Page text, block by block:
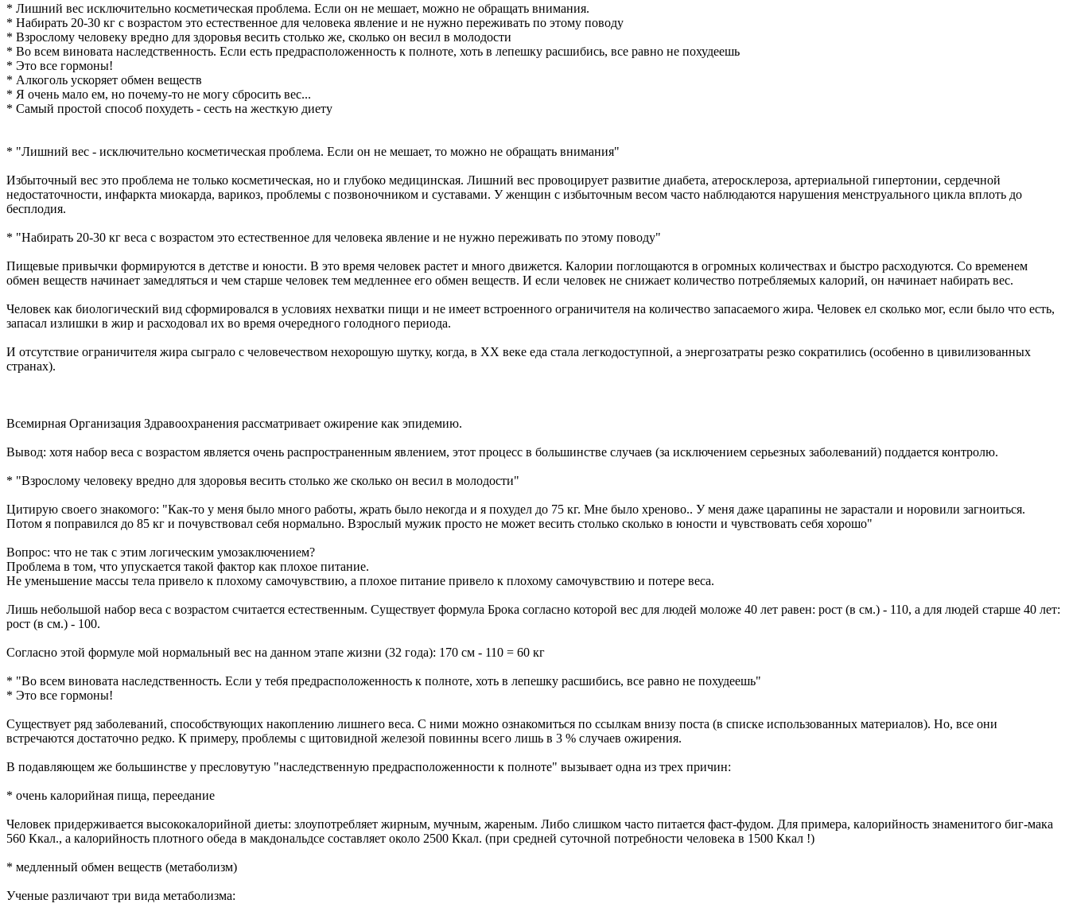
* Лишний вес исключительно косметическая проблема. Если он не мешает, можно не обращать внимания.
* Набирать 20-30 кг с возрастом это естественное для человека явление и не нужно переживать по этому поводу
* Взрослому человеку вредно для здоровья весить столько же, сколько он весил в молодости
* Во всем виновата наследственность. Если есть предрасположенность к полноте, хоть в лепешку расшибись, все равно не похудеешь
* Это все гормоны!
* Алкоголь ускоряет обмен веществ
* Я очень мало ем, но почему-то не могу сбросить вес...
* Самый простой способ похудеть - сесть на жесткую диету
* "Лишний вес - исключительно косметическая проблема. Если он не мешает, то можно не обращать внимания"
Избыточный вес это проблема не только косметическая, но и глубоко медицинская. Лишний вес провоцирует развитие диабета, атеросклероза, артериальной гипертонии, сердечной
недостаточности, инфаркта миокарда, варикоз, проблемы с позвоночником и суставами. У женщин с избыточным весом часто наблюдаются нарушения менструального цикла вплоть до
бесплодия.
* "Набирать 20-30 кг веса с возрастом это естественное для человека явление и не нужно переживать по этому поводу"
Пищевые привычки формируются в детстве и юности. В это время человек растет и много движется. Калории поглощаются в огромных количествах и быстро расходуются. Со временем
обмен веществ начинает замедляться и чем старше человек тем медленнее его обмен веществ. И если человек не снижает количество потребляемых калорий, он начинает набирать вес.
Человек как биологический вид сформировался в условиях нехватки пищи и не имеет встроенного ограничителя на количество запасаемого жира. Человек ел сколько мог, если было что есть,
запасал излишки в жир и расходовал их во время очередного голодного периода.
И отсутствие ограничителя жира сыграло с человечеством нехорошую шутку, когда, в ХХ веке еда стала легкодоступной, а энергозатраты резко сократились (особенно в цивилизованных
странах).
Всемирная Организация Здравоохранения рассматривает ожирение как эпидемию.
Вывод: хотя набор веса с возрастом является очень распространенным явлением, этот процесс в большинстве случаев (за исключением серьезных заболеваний) поддается контролю.
* "Взрослому человеку вредно для здоровья весить столько же сколько он весил в молодости"
Цитирую своего знакомого: "Как-то у меня было много работы, жрать было некогда и я похудел до 75 кг. Мне было хреново.. У меня даже царапины не зарастали и норовили загноиться.
Потом я поправился до 85 кг и почувствовал себя нормально. Взрослый мужик просто не может весить столько сколько в юности и чувствовать себя хорошо"
Вопрос: что не так с этим логическим умозаключением?
Проблема в том, что упускается такой фактор как плохое питание.
Не уменьшение массы тела привело к плохому самочувствию, а плохое питание привело к плохому самочувствию и потере веса.
Лишь небольшой набор веса с возрастом считается естественным. Существует формула Брока согласно которой вес для людей моложе 40 лет равен: рост (в см.) - 110, а для людей старше 40 лет:
рост (в см.) - 100.
Согласно этой формуле мой нормальный вес на данном этапе жизни (32 года): 170 см - 110 = 60 кг
* "Во всем виновата наследственность. Если у тебя предрасположенность к полноте, хоть в лепешку расшибись, все равно не похудеешь"
* Это все гормоны!
Существует ряд заболеваний, способствующих накоплению лишнего веса. С ними можно ознакомиться по ссылкам внизу поста (в списке использованных материалов). Но, все они
встречаются достаточно редко. К примеру, проблемы с щитовидной железой повинны всего лишь в 3 % случаев ожирения.
В подавляющем же большинстве у пресловутую "наследственную предрасположенности к полноте" вызывает одна из трех причин:
* очень калорийная пища, переедание
Человек придерживается высококалорийной диеты: злоупотребляет жирным, мучным, жареным. Либо слишком часто питается фаст-фудом. Для примера, калорийность знаменитого биг-мака
560 Ккал., а калорийность плотного обеда в макдональдсе составляет около 2500 Ккал. (при средней суточной потребности человека в 1500 Ккал !)
* медленный обмен веществ (метаболизм)
Ученые различают три вида метаболизма: